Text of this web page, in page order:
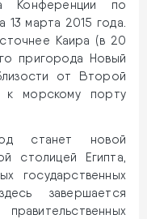
Конференции по
13 марта 2015 года.
Каира (в 20
пригорода Новый
от Второй
к морскому порту
станет новой
столицей Египта,
государственных
завершается